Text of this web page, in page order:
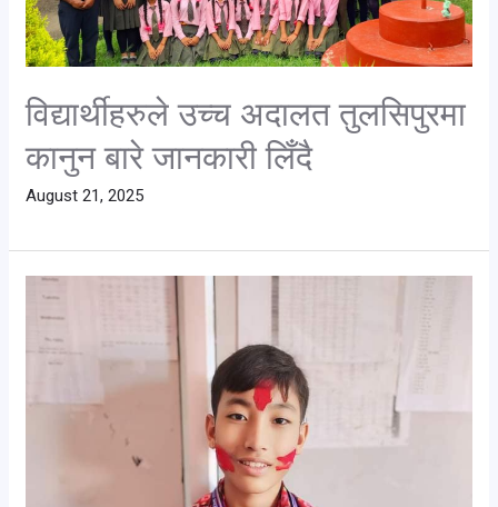
विद्यार्थीहरुले उच्च अदालत तुलसिपुरमा
कानुन बारे जानकारी लिँदै
August 21, 2025